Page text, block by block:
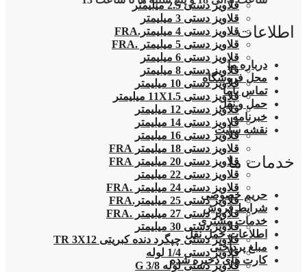
قلاویز دستی 2.5 میلیمتر
قلاویز دستی 3 میلیمتر
قلاویز دستی 4 میلیمتر.FRA
قلاویز دستی 5 میلیمتر .FRA
قلاویز دستی 6 میلیمتر
قلاویز دستی 8 میلیمتر
قلاویز دستی 10 میلیمتر
قلاویز دستی 11X1.5 میلیمتر
قلاویز دستی 12 میلیمتر
قلاویز دستی 14 میلیمتر
قلاویز دستی 16 میلیمتر
قلاویز دستی 18 میلیمتر FRA
قلاویز دستی 20 میلیمتر FRA
قلاویز دستی 22 میلیمتر
قلاویز دستی 24 میلیمتر .FRA
قلاویز دستی 25 میلیمتر.FRA
قلاویز دستی 27 میلیمتر .FRA
قلاویز دستی 30 میلیمتر
قلاویز دستی چپگرد دنده کبریتی TR 3X12
قلاویز دستی 1/4 لوله
قلاویز دستی لوله G 3/8
اطلاعات
درباره ما
محل فروشگاه
تماس باما
حمل و نقل
خبرنامه
نقشه سایت
خدمات ما
حریم خصوصی
شرایط فروش
خدمات مشتری
اطلاعات حمل نقل
مبلغ پرداختی
کارت های ذخیره شده